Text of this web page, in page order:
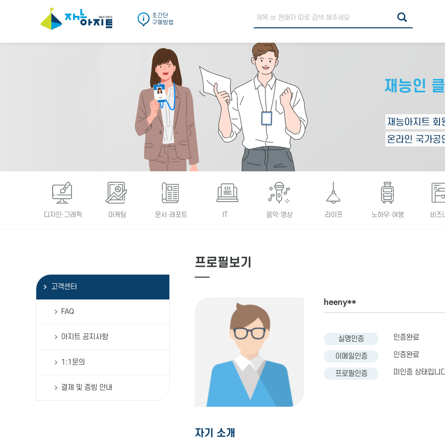
초간단
구매방법
디자인·그래픽 마케팅 문서·레포트 음악·영상 라이프 노하우·여행 비즈
고객센터
FAQ
아지트 공지사항
1:1문의
결제 및 증빙 안내
프로필보기
heeny**
실명인증 인증완료
이메일인증 인증완료
프로필인증 미인증 상태입니
자기 소개